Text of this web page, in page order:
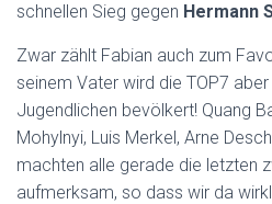
schnellen Sieg gegen Hermann
Zwar zählt Fabian auch zum
seinem Vater wird die TOP7
Jugendlichen bevölkert! Quang
Mohylnyi, Luis Merkel, Arne
machten alle gerade die letzten
aufmerksam, so dass wir da